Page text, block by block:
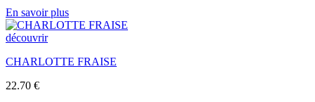
En savoir plus
découvrir
CHARLOTTE FRAISE
22.70 €